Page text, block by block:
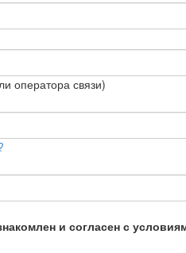
оператора связи)
и согласен с